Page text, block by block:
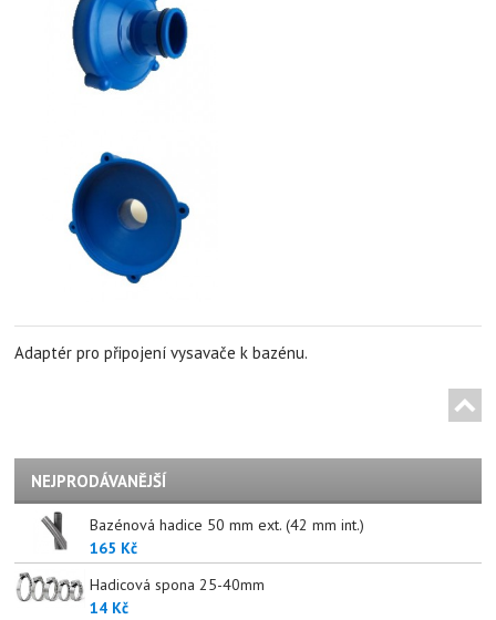
Adaptér pro připojení vysavače k bazénu.
NEJPRODÁVANĚJŠÍ
Bazénová hadice 50 mm ext. (42 mm int.)
165 Kč
Hadicová spona 25-40mm
14 Kč